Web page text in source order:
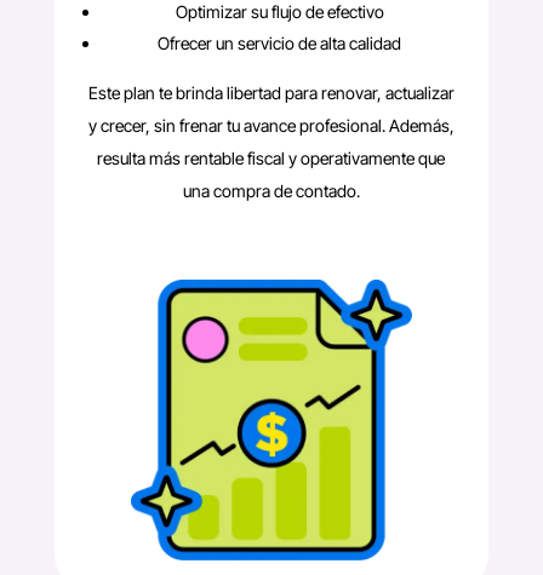
Optimizar su flujo de efectivo
Ofrecer un servicio de alta calidad
Este plan te brinda libertad para renovar, actualizar
y crecer, sin frenar tu avance profesional. Además,
resulta más rentable fiscal y operativamente que
una compra de contado.